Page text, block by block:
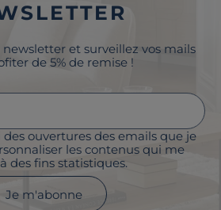
et surveillez vos mails
de 5% de remise !
ouvertures des emails que je
les contenus qui me
des fins statistiques.
Je m'abonne